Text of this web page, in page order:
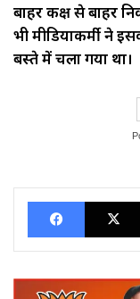
बाहर कक्ष से बाहर
भी मीडियाकर्मी ने
बस्ते में चला गया था।
Facebook